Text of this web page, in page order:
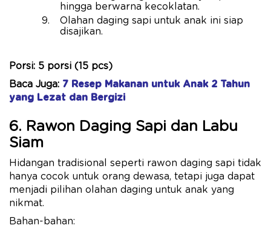
hingga berwarna kecoklatan.
Olahan daging sapi untuk anak ini siap
disajikan.
Porsi: 5 porsi (15 pcs)
Baca Juga: 7 Resep Makanan untuk Anak 2 Tahun
yang Lezat dan Bergizi
6. Rawon Daging Sapi dan Labu
Siam
Hidangan tradisional seperti rawon daging sapi tidak
hanya cocok untuk orang dewasa, tetapi juga dapat
menjadi pilihan olahan daging untuk anak yang
nikmat.
Bahan-bahan: